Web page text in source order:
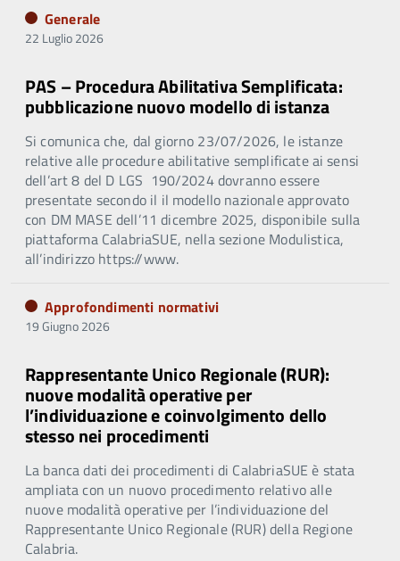
Generale
22 Luglio 2026
PAS – Procedura Abilitativa Semplificata:
pubblicazione nuovo modello di istanza
Si comunica che, dal giorno 23/07/2026, le istanze
relative alle procedure abilitative semplificate ai sensi
dell’art 8 del D LGS 190/2024 dovranno essere
presentate secondo il il modello nazionale approvato
con DM MASE dell’11 dicembre 2025, disponibile sulla
piattaforma CalabriaSUE, nella sezione Modulistica,
all’indirizzo https://www.
Approfondimenti normativi
19 Giugno 2026
Rappresentante Unico Regionale (RUR):
nuove modalità operative per
l’individuazione e coinvolgimento dello
stesso nei procedimenti
La banca dati dei procedimenti di CalabriaSUE è stata
ampliata con un nuovo procedimento relativo alle
nuove modalità operative per l’individuazione del
Rappresentante Unico Regionale (RUR) della Regione
Calabria.